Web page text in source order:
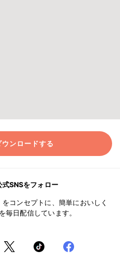
ンロードする
式SNSをフォロー
コンセプトに、簡単においしく
毎日配信しています。